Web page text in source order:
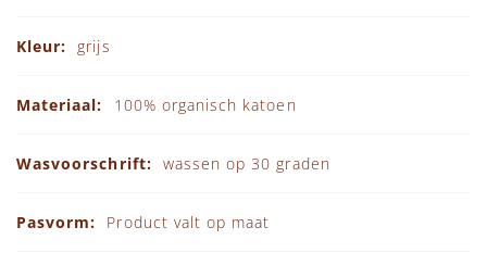
grijs
100% organisch katoen
wassen op 30 graden
Product valt op maat